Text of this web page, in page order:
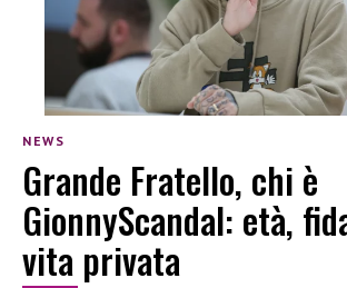
NEWS
Grande Fratello, chi è
GionnyScandal: età,
vita privata